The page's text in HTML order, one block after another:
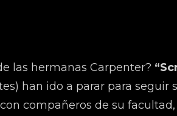
las hermanas Carpenter?
han ido a parar para
compañeros de su